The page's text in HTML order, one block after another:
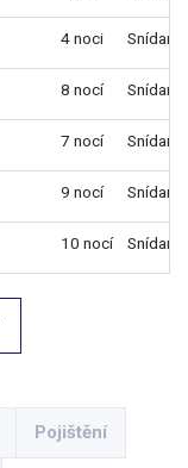
4 noci Snídaně
8 nocí Snídaně
7 nocí Snídaně
9 nocí Snídaně
10 nocí Snídaně
Pojištění